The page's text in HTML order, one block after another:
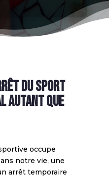
du sport
autant que
occupe
notre vie, une
arrêt temporaire